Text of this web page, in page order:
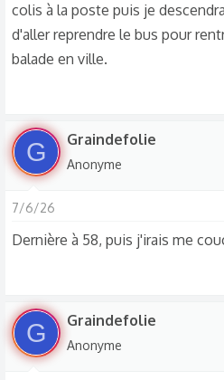
colis à la poste puis je
d'aller reprendre le bus pour
balade en ville.
G Graindefolie
Anonyme
7/6/26
Dernière à 58, puis j'irais me
G Graindefolie
Anonyme